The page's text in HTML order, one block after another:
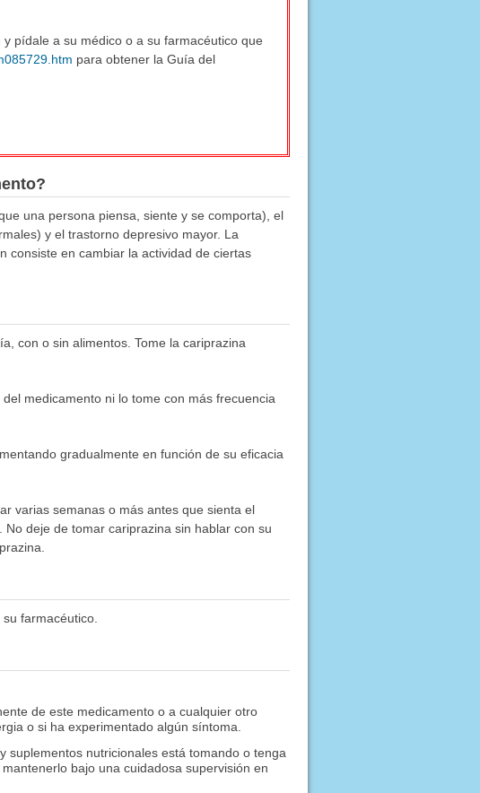
pídale a su médico o a su farmacéutico que
para obtener la Guía del
una persona piensa, siente y se comporta), el
y el trastorno depresivo mayor. La
consiste en cambiar la actividad de ciertas
con o sin alimentos. Tome la cariprazina
medicamento ni lo tome con más frecuencia
gradualmente en función de su eficacia
varias semanas o más antes que sienta el
deje de tomar cariprazina sin hablar con su
farmacéutico.
de este medicamento o a cualquier otro
o si ha experimentado algún síntoma.
suplementos nutricionales está tomando o tenga
bajo una cuidadosa supervisión en